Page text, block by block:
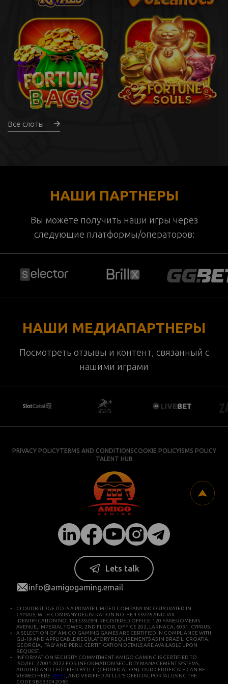
Все слоты
НАШИ ПАРТНЕРЫ
Вы можете получить наши игры через
следующие платформы/операторов:
НАШИ МЕДИАПАРТНЕРЫ
Посмотреть отзывы и контент, связанный с
нашими играми
PRIVACY POLICYTERMS AND CONDITIONSCOOKIE POLICYISMS POLICY
TALENT HUB
Lets talk
info@amigogaming.email
CLOUDBRIDGE LTD IS A PRIVATE LIMITED COMPANY INCORPORATED IN
CYPRUS, WITH COMPANY REGISTRATION NO. HE 433926 AND TAX
IDENTIFICATION NO. 10433926N. REGISTERED OFFICE: 120 FANEROMENIS
AVENUE, IMPERIAL TOWER, 2ND FLOOR, OFFICE 202, LARNACA, 6031, CYPRUS.
A SELECTION OF AMIGO GAMING GAMES ARE CERTIFIED IN COMPLIANCE WITH
GLI-19 AND APPLICABLE REGULATORY REQUIREMENTS AS IN BRAZIL, CROATIA,
GEORGIA, ITALY AND PERU. CERTIFICATION DETAILS ARE AVAILABLE UPON
REQUEST.
INFORMATION SECURITY COMMITMENT: AMIGO GAMING IS CERTIFIED TO
ISO/IEC 27001:2022 FOR INFORMATION SECURITY MANAGEMENT SYSTEMS,
AUDITED AND CERTIFIED BY LL-C (CERTIFICATION). OUR CERTIFICATE CAN BE
VIEWED HERE (PDF) , AND VERIFIED AT LL-C’S OFFICIAL PORTAL USING THE
CODE 9BEB3042D8E.